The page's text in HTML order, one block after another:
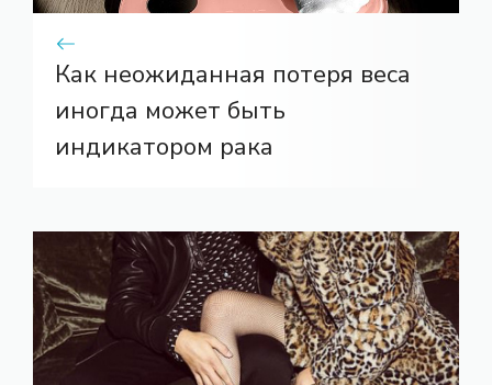
Как неожиданная потеря веса
иногда может быть
индикатором рака